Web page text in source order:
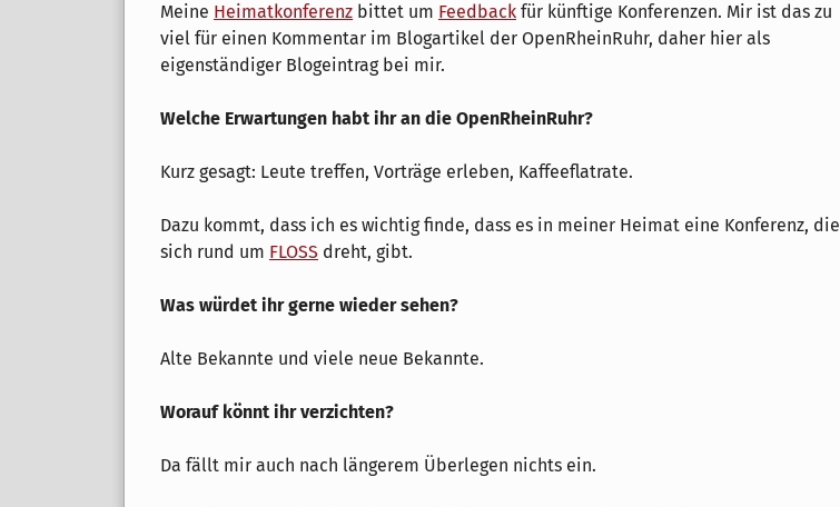
Meine Heimatkonferenz bittet um Feedback für künftige Konferenzen. Mir ist das zu
viel für einen Kommentar im Blogartikel der OpenRheinRuhr, daher hier als
eigenständiger Blogeintrag bei mir.
Welche Erwartungen habt ihr an die OpenRheinRuhr?
Kurz gesagt: Leute treffen, Vorträge erleben, Kaffeeflatrate.
Dazu kommt, dass ich es wichtig finde, dass es in meiner Heimat eine Konferenz, die
sich rund um FLOSS dreht, gibt.
Was würdet ihr gerne wieder sehen?
Alte Bekannte und viele neue Bekannte.
Worauf könnt ihr verzichten?
Da fällt mir auch nach längerem Überlegen nichts ein.